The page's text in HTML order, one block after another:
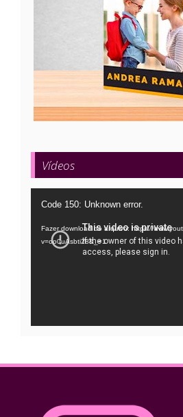
Vídeos
Tocador
vídeo
Code 150: Unknown error.
Fazer download do arquivo: https://
v=oo0uAsbti28&_=1